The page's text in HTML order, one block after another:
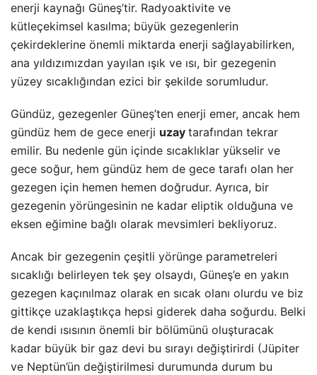
enerji kaynağı Güneş’tir. Radyoaktivite ve
kütleçekimsel kasılma; büyük gezegenlerin
çekirdeklerine önemli miktarda enerji sağlayabilirken,
ana yıldızımızdan yayılan ışık ve ısı, bir gezegenin
yüzey sıcaklığından ezici bir şekilde sorumludur.
Gündüz, gezegenler Güneş’ten enerji emer, ancak hem
gündüz hem de gece enerji uzay tarafından tekrar
emilir. Bu nedenle gün içinde sıcaklıklar yükselir ve
gece soğur, hem gündüz hem de gece tarafı olan her
gezegen için hemen hemen doğrudur. Ayrıca, bir
gezegenin yörüngesinin ne kadar eliptik olduğuna ve
eksen eğimine bağlı olarak mevsimleri bekliyoruz.
Ancak bir gezegenin çeşitli yörünge parametreleri
sıcaklığı belirleyen tek şey olsaydı, Güneş’e en yakın
gezegen kaçınılmaz olarak en sıcak olanı olurdu ve biz
gittikçe uzaklaştıkça hepsi giderek daha soğurdu. Belki
de kendi ısısının önemli bir bölümünü oluşturacak
kadar büyük bir gaz devi bu sırayı değiştirirdi (Jüpiter
ve Neptün’ün değiştirilmesi durumunda durum bu